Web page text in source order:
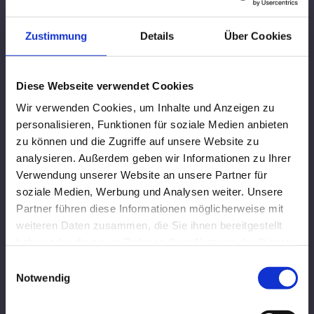
Zustimmung Details Über Cookies
Diese Webseite verwendet Cookies
Wir verwenden Cookies, um Inhalte und Anzeigen zu
personalisieren, Funktionen für soziale Medien anbieten
zu können und die Zugriffe auf unsere Website zu
analysieren. Außerdem geben wir Informationen zu Ihrer
Verwendung unserer Website an unsere Partner für
soziale Medien, Werbung und Analysen weiter. Unsere
Partner führen diese Informationen möglicherweise mit
weiteren Daten zusammen, die Sie ihnen bereitgestellt
Notwendig
allgemeinen Gesetzen verantwortlich. Nach §§ 8 bis
10 TMG sind wir als Diensteanbieter jedoch nicht
verpflichtet, übermittelte oder gespeicherte fremde
Umständen zu forschen, die auf eine rechtswidrige
oder Sperrung der Nutzung von Informationen nach
den allgemeinen Gesetzen bleiben hiervon
unberührt. Eine diesbezügliche Haftung ist jedoch
erst ab dem Zeitpunkt der Kenntnis einer konkreten
Rechtsverletzung möglich. Bei Bekanntwerden von
entsprechenden Rechtsverletzungen werden wir
diese Inhalte umgehend entfernen.
Unser Angebot enthält Links zu externen Webseiten
Dritter, auf deren Inhalte wir keinen Einfluss haben.
Deshalb können wir für diese fremden Inhalte auch